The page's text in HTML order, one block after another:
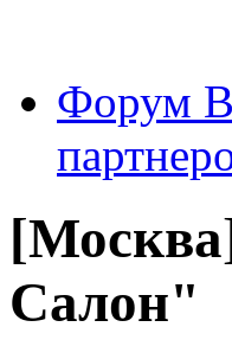
Форум
Салон"